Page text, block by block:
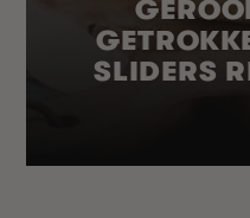
SLIDERS